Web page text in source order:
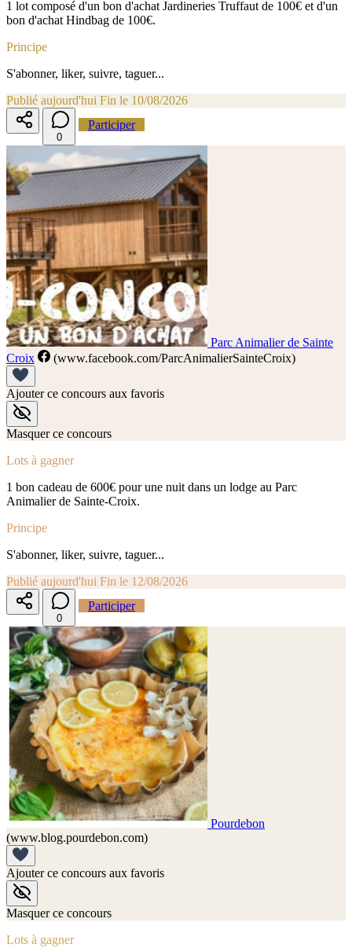
1 lot composé d'un bon d'achat Jardineries Truffaut de 100€ et d'un
bon d'achat Hindbag de 100€.
Principe
S'abonner, liker, suivre, taguer...
Publié aujourd'hui Fin le 10/08/2026
0
Participer
Parc Animalier de Sainte
Croix
(www.facebook.com/ParcAnimalierSainteCroix)
Ajouter ce concours aux favoris
Masquer ce concours
Lots à gagner
1 bon cadeau de 600€ pour une nuit dans un lodge au Parc
Animalier de Sainte-Croix.
Principe
S'abonner, liker, suivre, taguer...
Publié aujourd'hui Fin le 12/08/2026
0
Participer
Pourdebon
(www.blog.pourdebon.com)
Ajouter ce concours aux favoris
Masquer ce concours
Lots à gagner